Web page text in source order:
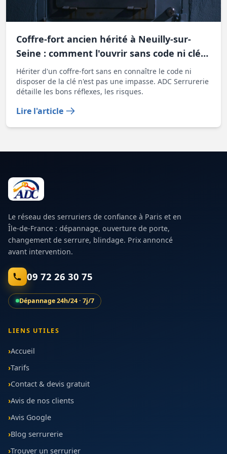
Coffre-fort ancien hérité à Neuilly-sur-
Seine : comment l'ouvrir sans code ni clé
d'origine
Hériter d'un coffre-fort sans en connaître le code ni
disposer de la clé n'est pas une impasse. ADC Serrurerie
détaille les bons réflexes, les risques.
Lire l'article
Le réseau des serruriers de confiance à Paris et en
Île-de-France : dépannage, ouverture de porte,
changement de serrure, blindage. Prix annoncé
avant intervention.
09 72 26 30 75
Dépannage 24h/24 · 7j/7
LIENS UTILES
Accueil
Tarifs
Contact & devis gratuit
Avis de nos clients
Avis Google
Blog serrurerie
Trouver un serrurier